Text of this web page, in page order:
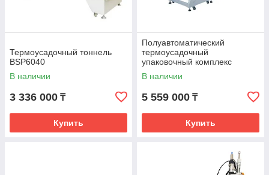
Термоусадочный тоннель
BSP6040
В наличии
3 336 000 ₸
Купить
Полуавтоматический
термоусадочный
упаковочный комплекс
TFB650 + BSP6040
В наличии
5 559 000 ₸
Купить